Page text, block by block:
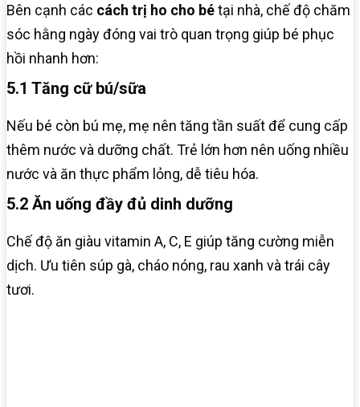
Bên cạnh các cách trị ho cho bétại nhà, chế độ chăm
sóc hằng ngày đóng vai trò quan trọng giúp bé phục
hồi nhanh hơn:
5.1 Tăng cữ bú/sữa
Nếu bé còn bú mẹ, mẹ nên tăng tần suất để cung cấp
thêm nước và dưỡng chất. Trẻ lớn hơn nên uống nhiều
nước và ăn thực phẩm lỏng, dễ tiêu hóa.
5.2 Ăn uống đầy đủ dinh dưỡng
Chế độ ăn giàu vitamin A, C, E giúp tăng cường miễn
dịch. Ưu tiên súp gà, cháo nóng, rau xanh và trái cây
tươi.